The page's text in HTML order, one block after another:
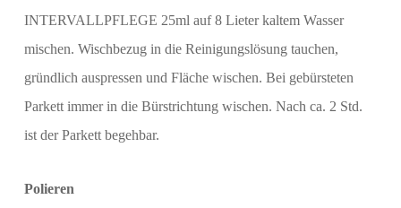
INTERVALLPFLEGE 25ml auf 8 Lieter kaltem Wasser
mischen. Wischbezug in die Reinigungslösung tauchen,
gründlich auspressen und Fläche wischen. Bei gebürsteten
Parkett immer in die Bürstrichtung wischen. Nach ca. 2 Std.
ist der Parkett begehbar.
Polieren